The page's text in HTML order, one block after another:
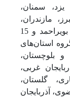
یزد، سمنان،
مازندران،
فارس، زنجان، کرمان، ایلام، کهگیلویه و بویراحمد و 15
استان‌های
و بلوچستان،
غربی،
گلستان،
آذربایجان